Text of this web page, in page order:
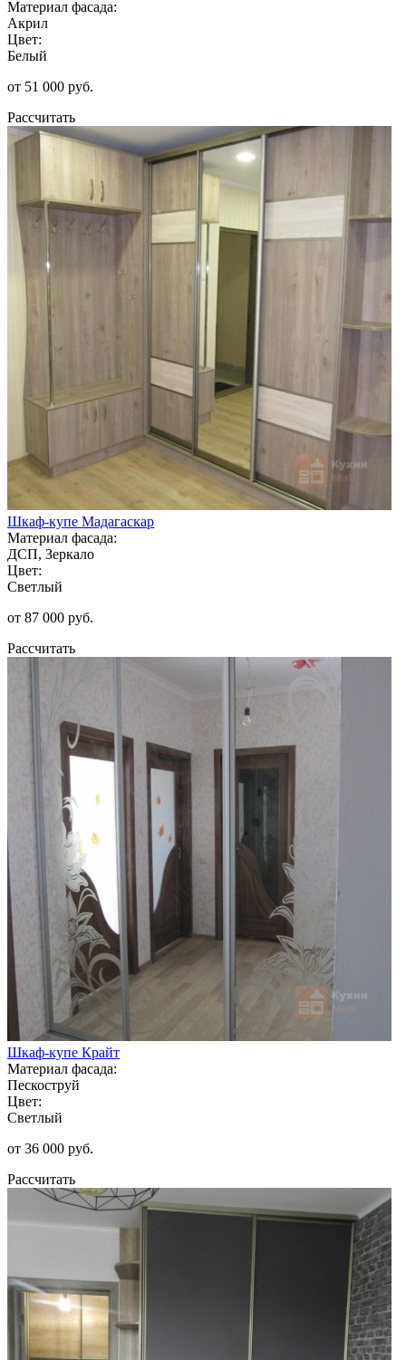
Материал фасада:
Акрил
Цвет:
Белый
от 51 000 руб.
Рассчитать
Шкаф-купе Мадагаскар
Материал фасада:
ДСП, Зеркало
Цвет:
Светлый
от 87 000 руб.
Рассчитать
Шкаф-купе Крайт
Материал фасада:
Пескоструй
Цвет:
Светлый
от 36 000 руб.
Рассчитать